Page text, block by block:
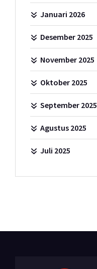
Januari 2026
Desember 2025
November 2025
Oktober 2025
September 2025
Agustus 2025
Juli 2025